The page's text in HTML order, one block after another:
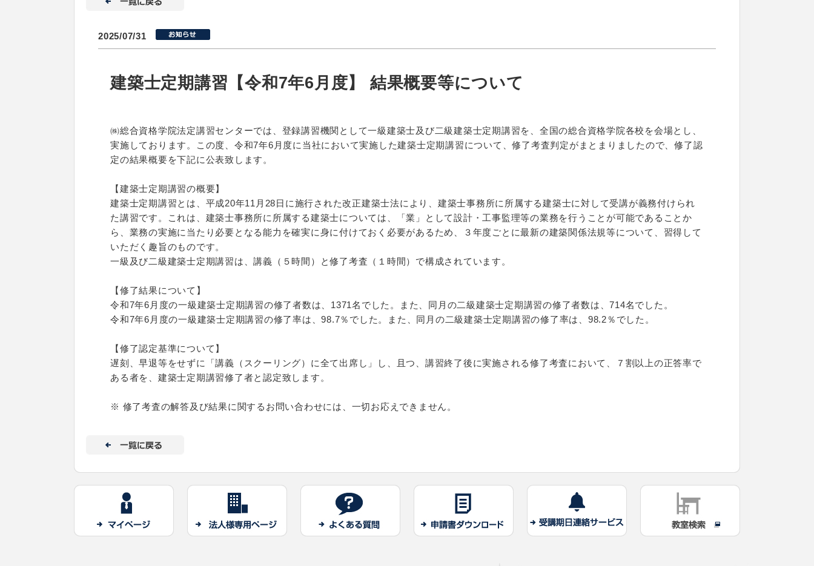
2025/07/31
建築士定期講習【令和7年6月度】 結果概要等について
㈱総合資格学院法定講習センターでは、登録講習機関として一級建築士及び二級建築士定期講習を、全国の総合資格学院各校を会場とし、
実施しております。この度、令和7年6月度に当社において実施した建築士定期講習について、修了考査判定がまとまりましたので、修了認
定の結果概要を下記に公表致します。
【建築士定期講習の概要】
建築士定期講習とは、平成20年11月28日に施行された改正建築士法により、建築士事務所に所属する建築士に対して受講が義務付けられ
た講習です。これは、建築士事務所に所属する建築士については、「業」として設計・工事監理等の業務を行うことが可能であることか
ら、業務の実施に当たり必要となる能力を確実に身に付けておく必要があるため、３年度ごとに最新の建築関係法規等について、習得して
いただく趣旨のものです。
一級及び二級建築士定期講習は、講義（５時間）と修了考査（１時間）で構成されています。
【修了結果について】
令和7年6月度の一級建築士定期講習の修了者数は、1371名でした。また、同月の二級建築士定期講習の修了者数は、714名でした。
令和7年6月度の一級建築士定期講習の修了率は、98.7％でした。また、同月の二級建築士定期講習の修了率は、98.2％でした。
【修了認定基準について】
遅刻、早退等をせずに「講義（スクーリング）に全て出席し」し、且つ、講習終了後に実施される修了考査において、７割以上の正答率で
ある者を、建築士定期講習修了者と認定致します。
※ 修了考査の解答及び結果に関するお問い合わせには、一切お応えできません。